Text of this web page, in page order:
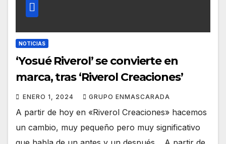
NOTICIAS
‘Yosué Riverol’ se convierte en
marca, tras ‘Riverol Creaciones’
ENERO 1, 2024 GRUPO ENMASCARADA
A partir de hoy en «Riverol Creaciones» hacemos
un cambio, muy pequeño pero muy significativo